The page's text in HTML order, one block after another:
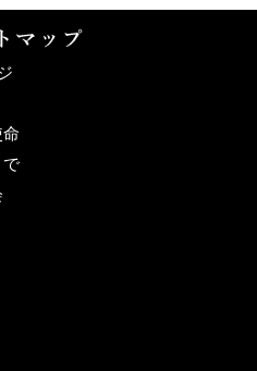
で